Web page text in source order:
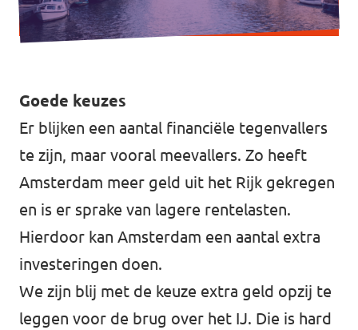
Goede keuzes
Er blijken een aantal financiële tegenvallers
te zijn, maar vooral meevallers. Zo heeft
Amsterdam meer geld uit het Rijk gekregen
en is er sprake van lagere rentelasten.
Hierdoor kan Amsterdam een aantal extra
investeringen doen.
We zijn blij met de keuze extra geld opzij te
leggen voor de brug over het IJ. Die is hard